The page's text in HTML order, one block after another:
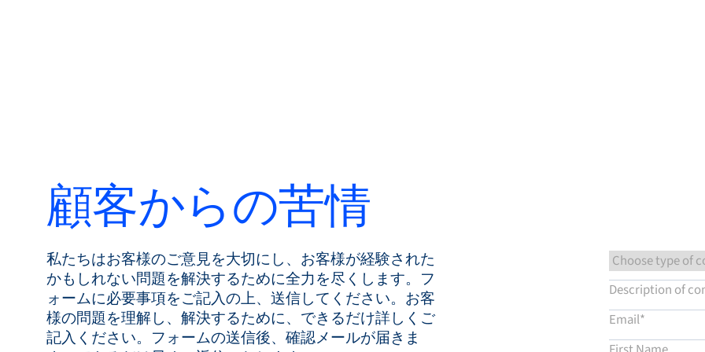
サービス＆サポート
フローアカデミー
Bronkhorst
連絡を取る
顧客からの苦情
私たちはお客様のご意見を大切にし、お客様が経験された
かもしれない問題を解決するために全力を尽くします。フ
ォームに必要事項をご記入の上、送信してください。お客
様の問題を理解し、解決するために、できるだけ詳しくご
記入ください。フォームの送信後、確認メールが届きま